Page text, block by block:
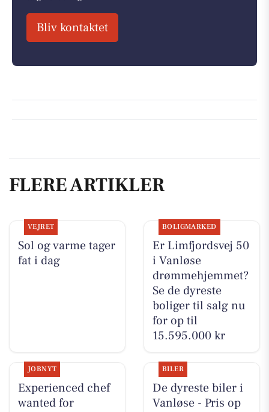
Bliv kontaktet
FLERE ARTIKLER
VEJRET
Sol og varme tager
fat i dag
BOLIGMARKED
Er Limfjordsvej 50
i Vanløse
drømmehjemmet?
Se de dyreste
boliger til salg nu
for op til
15.595.000 kr
JOBNYT
Experienced chef
wanted for
BILER
De dyreste biler i
Vanløse - Pris op